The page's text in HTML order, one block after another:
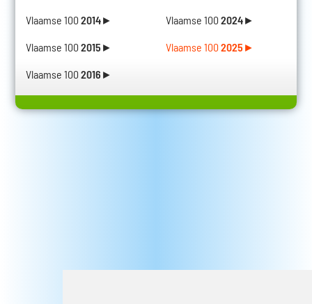
Vlaamse 100 2014►
Vlaamse 100 2015 ►
Vlaamse 100 2016►
Vlaamse 100 2024►
Vlaamse 1002025►